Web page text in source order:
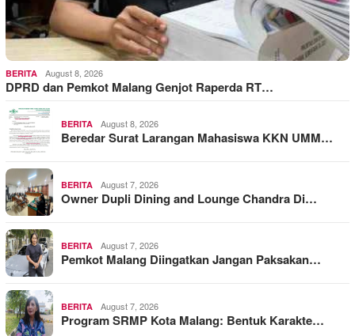
BERITA August 8, 2026
DPRD dan Pemkot Malang Genjot Raperda RT…
BERITA August 8, 2026
Beredar Surat Larangan Mahasiswa KKN UMM…
BERITA August 7, 2026
Owner Dupli Dining and Lounge Chandra Di…
BERITA August 7, 2026
Pemkot Malang Diingatkan Jangan Paksakan…
BERITA August 7, 2026
Program SRMP Kota Malang: Bentuk Karakte…